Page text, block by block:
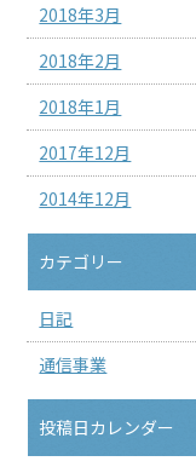
2018年3月
2018年2月
2018年1月
2017年12月
2014年12月
カテゴリー
日記
通信事業
投稿日カレンダー